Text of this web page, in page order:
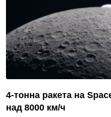
4-тонна ракета на
над 8000 км/ч